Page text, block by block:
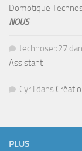
Domotique
NOUS
technoseb27
Assistant
Cyril dans
PLUS